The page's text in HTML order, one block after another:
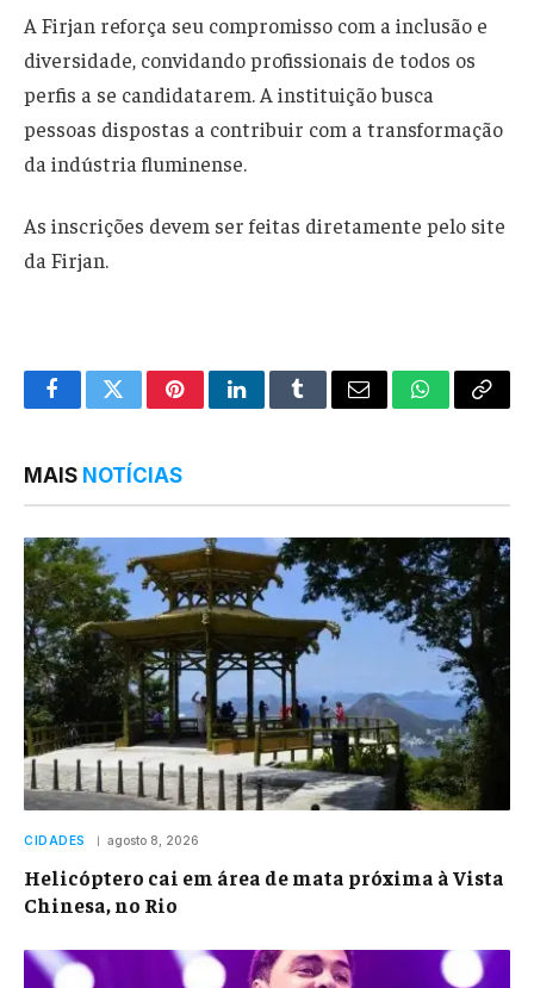
A Firjan reforça seu compromisso com a inclusão e
diversidade, convidando profissionais de todos os
perfis a se candidatarem. A instituição busca
pessoas dispostas a contribuir com a transformação
da indústria fluminense.
As inscrições devem ser feitas diretamente pelo site
da Firjan.
FacebookTwitterPinterestLinkedInTumblrEmail WhatsApp
Copy
MAIS NOTÍCIAS
CIDADES agosto 8, 2026
Helicóptero cai em área de mata próxima à Vista
Chinesa, no Rio